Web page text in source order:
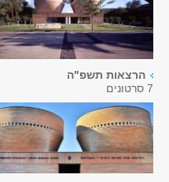
הרצאות תשפ"ה
7 סרטונים